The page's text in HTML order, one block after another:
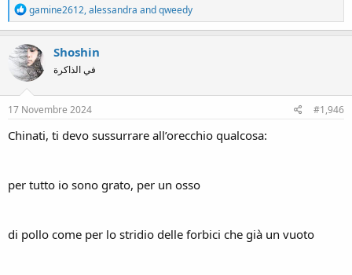
R
e
a
c
t
i
o
n
s
gamine2612,alessandra andqweedy
Shoshin
في الذاكرة
17 Novembre 2024 #1,946
Chinati, ti devo sussurrare all’orecchio qualcosa:
per tutto io sono grato, per un osso
di pollo come per lo stridio delle forbici che già un vuoto